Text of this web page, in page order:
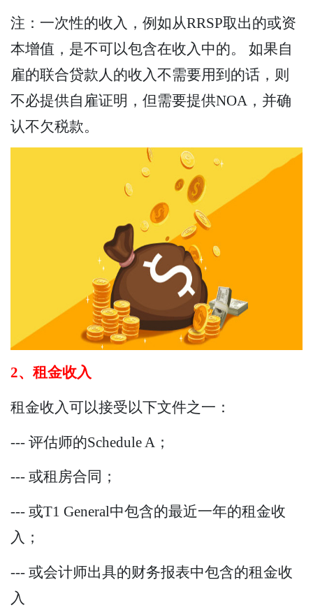
注：一次性的收入，例如从RRSP取出的或资
本增值，是不可以包含在收入中的。 如果自
雇的联合贷款人的收入不需要用到的话，则
不必提供自雇证明，但需要提供NOA，并确
认不欠税款。
2、租金收入
租金收入可以接受以下文件之一：
--- 评估师的Schedule A；
--- 或租房合同；
--- 或T1 General中包含的最近一年的租金收
入；
--- 或会计师出具的财务报表中包含的租金收
入